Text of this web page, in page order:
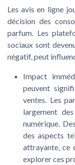
Les avis en ligne
décision des
parfum. Les
sociaux sont
négatif, peut
Impact
peuvent
ventes. Les
largement
numérique.
des aspects
attrayante, ce
explorer ces